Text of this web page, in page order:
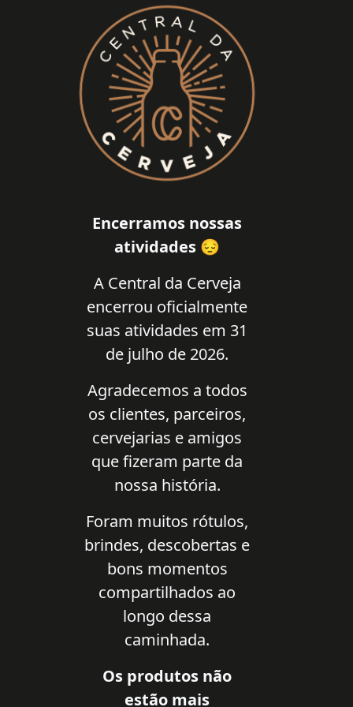
Encerramos nossas
atividades 😔
A Central da Cerveja
encerrou oficialmente
suas atividades em 31
de julho de 2026.
Agradecemos a todos
os clientes, parceiros,
cervejarias e amigos
que fizeram parte da
nossa história.
Foram muitos rótulos,
brindes, descobertas e
bons momentos
compartilhados ao
longo dessa
caminhada.
Os produtos não
estão mais